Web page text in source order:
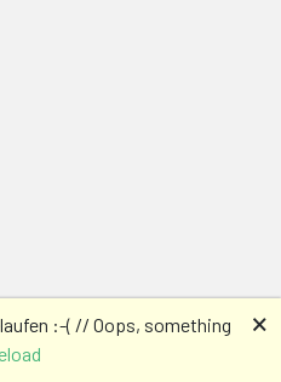
:-( // Oops, something
🗙